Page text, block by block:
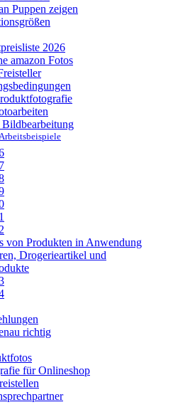
Puppen zeigen
2026
amazon Fotos
von Produkten in Anwendung
Drogerieartikel und
richtig
für Onlineshop